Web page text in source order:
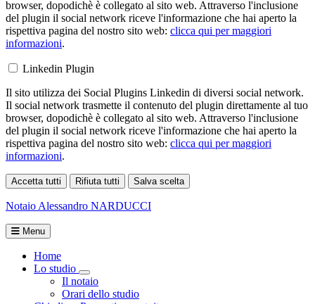
browser, dopodichè è collegato al sito web. Attraverso l'inclusione
del plugin il social network riceve l'informazione che hai aperto la
rispettiva pagina del nostro sito web: clicca qui per maggiori
informazioni.
Linkedin Plugin
Il sito utilizza dei Social Plugins Linkedin di diversi social network.
Il social network trasmette il contenuto del plugin direttamente al tuo
browser, dopodichè è collegato al sito web. Attraverso l'inclusione
del plugin il social network riceve l'informazione che hai aperto la
rispettiva pagina del nostro sito web: clicca qui per maggiori
informazioni.
Accetta tutti Rifiuta tutti Salva scelta
Notaio Alessandro NARDUCCI
Menu
Home
Lo studio
Toggle Dropdown
Il notaio
Orari dello studio